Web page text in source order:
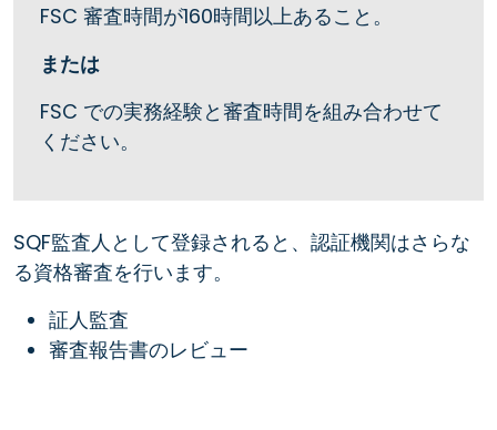
FSC 審査時間が160時間以上あること。
または
FSC での実務経験と審査時間を組み合わせて
ください。
SQF監査人として登録されると、認証機関はさらな
る資格審査を行います。
証人監査
審査報告書のレビュー